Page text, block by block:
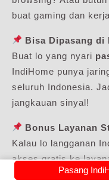
buat gaming dan
Bisa Dipasang di
Buat lo yang nyari
IndiHome punya
seluruh Indonesia.
jangkauan sinyal!
Bonus Layanan
Kalau lo langganan
akses gratis ke
Hotstar, Netflix, dan
Pasang